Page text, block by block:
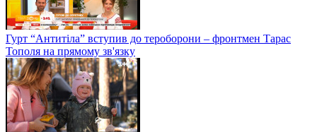
Гурт “Антитіла” вступив до тероборони – фронтмен Тарас
Тополя на прямому зв'язку